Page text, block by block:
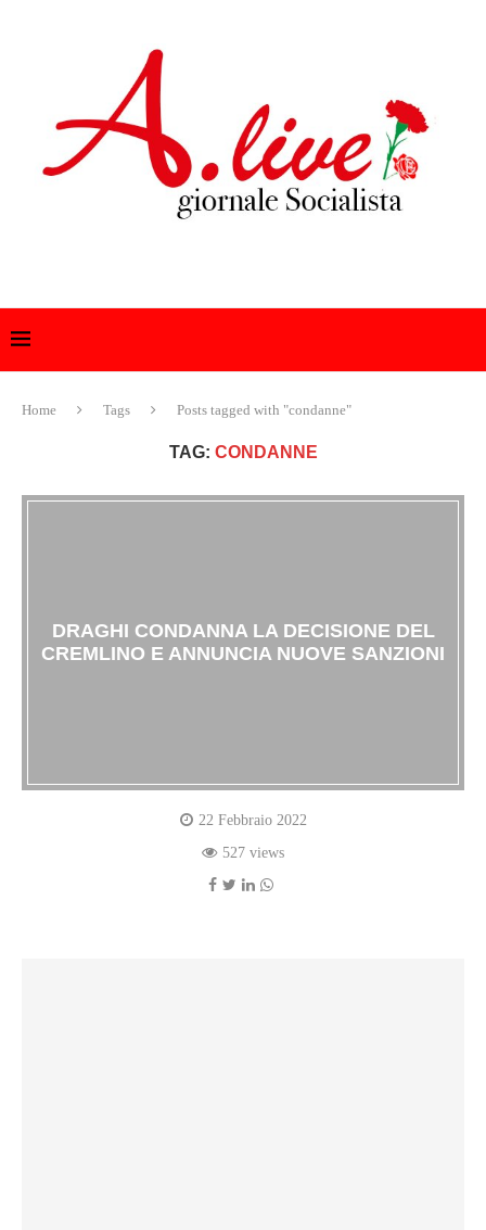
Home Tags Posts tagged with "condanne"
TAG: CONDANNE
DRAGHI CONDANNA LA DECISIONE DEL
CREMLINO E ANNUNCIA NUOVE SANZIONI
22 Febbraio 2022
527 views